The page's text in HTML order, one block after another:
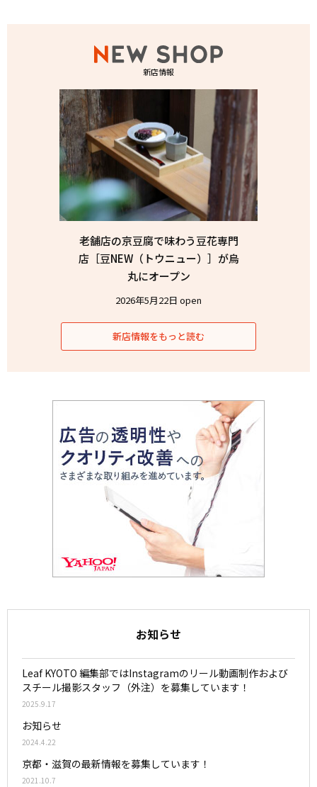
新店情報
老舗店の京豆腐で味わう豆花専門
店［豆NEW（トウニュー）］が烏
丸にオープン
2026年5月22日 open
新店情報をもっと読む
お知らせ
Leaf KYOTO 編集部ではInstagramのリール動画制作および
スチール撮影スタッフ（外注）を募集しています！
2025.9.17
お知らせ
2024.4.22
京都・滋賀の最新情報を募集しています！
2021.10.7